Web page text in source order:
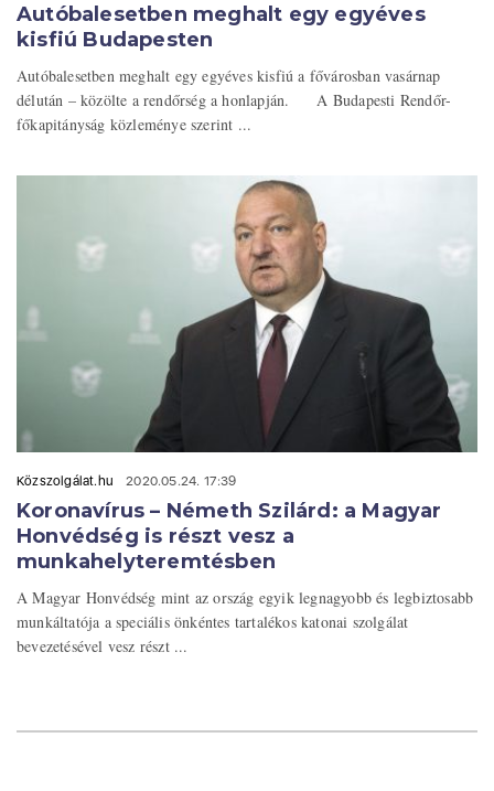
Autóbalesetben meghalt egy egyéves
kisfiú Budapesten
Autóbalesetben meghalt egy egyéves kisfiú a fővárosban vasárnap
délután – közölte a rendőrség a honlapján. A Budapesti Rendőr-
főkapitányság közleménye szerint ...
Közszolgálat.hu 2020.05.24. 17:39
Koronavírus – Németh Szilárd: a Magyar
Honvédség is részt vesz a
munkahelyteremtésben
A Magyar Honvédség mint az ország egyik legnagyobb és legbiztosabb
munkáltatója a speciális önkéntes tartalékos katonai szolgálat
bevezetésével vesz részt ...